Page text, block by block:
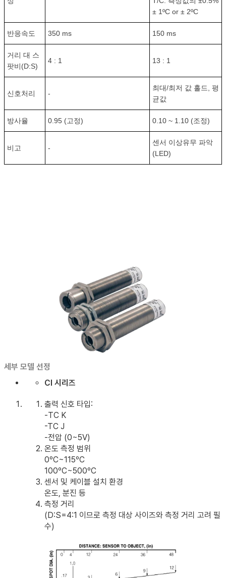
± 1ºC or ± 2ºC
반응속도 350 ms 150 ms
거리 대 스
팟비(D:S)
4 : 1 13 : 1
신호처리 -
최대/최저 값 홀드, 평
균값
방사율 0.95 (고정) 0.10 ~ 1.10 (조정)
비고 -
센서 이상유무 파악
(LED)
세부 모델 선정
CI 시리즈
출력 신호 타입:
-TC K
-TC J
-전압 (0~5V)
온도 측정 범위
0ºC~115ºC
100ºC~500ºC
센서 및 케이블 설치 환경
온도, 분진 등
측정 거리
(D:S=4:1 이므로 측정 대상 사이즈와 측정 거리 고려 필
수)